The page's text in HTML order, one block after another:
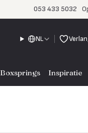
053 433 5032
NL
Boxsprings Inspiratie